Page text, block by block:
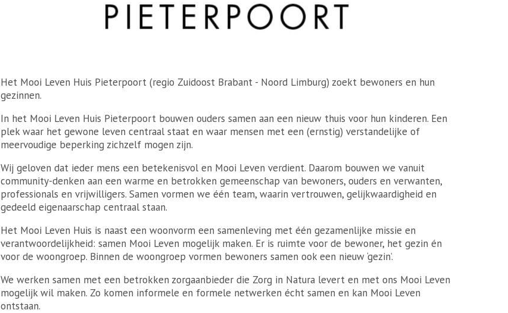
Het Mooi Leven Huis Pieterpoort (regio Zuidoost Brabant - Noord Limburg) zoekt bewoners en hun
gezinnen.
In het Mooi Leven Huis Pieterpoort bouwen ouders samen aan een nieuw thuis voor hun kinderen. Een
plek waar het gewone leven centraal staat en waar mensen met een (ernstig) verstandelijke of
meervoudige beperking zichzelf mogen zijn.
Wij geloven dat ieder mens een betekenisvol en Mooi Leven verdient. Daarom bouwen we vanuit
community-denken aan een warme en betrokken gemeenschap van bewoners, ouders en verwanten,
professionals en vrijwilligers. Samen vormen we één team, waarin vertrouwen, gelijkwaardigheid en
gedeeld eigenaarschap centraal staan.
Het Mooi Leven Huis is naast een woonvorm een samenleving met één gezamenlijke missie en
verantwoordelijkheid: samen Mooi Leven mogelijk maken. Er is ruimte voor de bewoner, het gezin én
voor de woongroep. Binnen de woongroep vormen bewoners samen ook een nieuw ‘gezin’.
We werken samen met een betrokken zorgaanbieder die Zorg in Natura levert en met ons Mooi Leven
mogelijk wil maken. Zo komen informele en formele netwerken écht samen en kan Mooi Leven
ontstaan.